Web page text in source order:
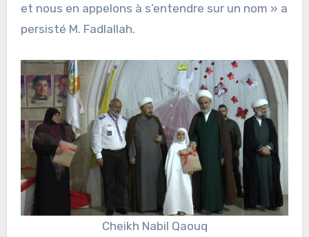
et nous en appelons à s’entendre sur un nom » a
persisté M. Fadlallah.
Cheikh Nabil Qaouq